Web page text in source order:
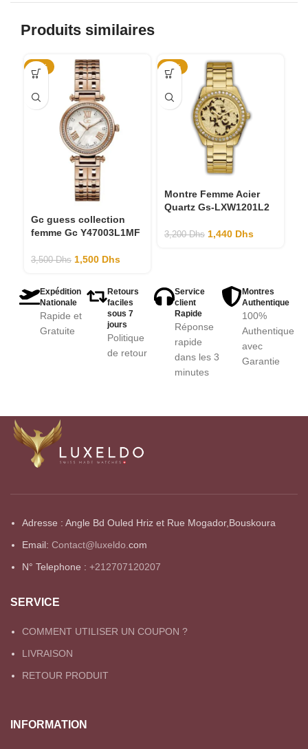
Produits similaires
-57%
Gc guess collection
femme Gc Y47003L1MF
3,500Dhs 1,500 Dhs
-55%
Montre Femme Acier
Quartz Gs-LXW1201L2
3,200Dhs 1,440 Dhs
Expédition
Nationale
Rapide et
Gratuite
Retours
faciles
sous 7
jours
Politique
de retour
Service
client
Rapide
Réponse
rapide
dans les 3
minutes
Montres
Authentique
100%
Authentique
avec
Garantie
Adresse : Angle Bd Ouled Hriz et Rue Mogador,Bouskoura
Email: Contact@luxeldo. com
N° Telephone : +212707120207
SERVICE
COMMENT UTILISER UN COUPON ?
LIVRAISON
RETOUR PRODUIT
INFORMATION